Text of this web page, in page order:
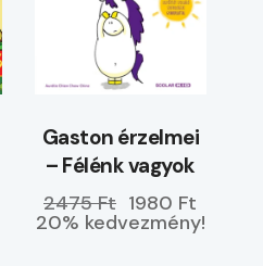
Gaston érzelmei
– Félénk vagyok
2475 Ft 1980 Ft
20% kedvezmény!